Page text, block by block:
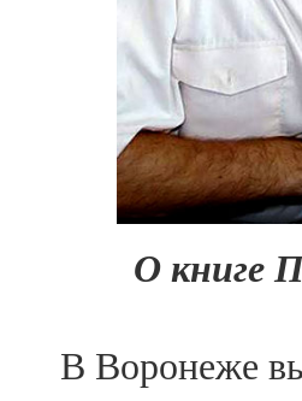
О книге
В Воронеже